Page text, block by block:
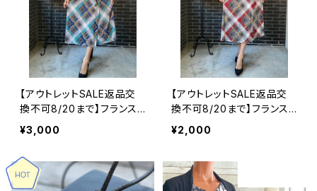
【アウトレットSALE返品交
換不可8/20まで】フランス
製インポートワンピース｜F
RANCE ラップ巻き＆えり付
袖ロングワンピース/ブルー
¥3,000
【アウトレットSALE返品交
換不可8/20まで】フランス
製インポートワンピース｜F
RANCE ラップ巻き＆えり付
袖ロングワンピース/レッド
系(S)(M)(L)
¥2,000